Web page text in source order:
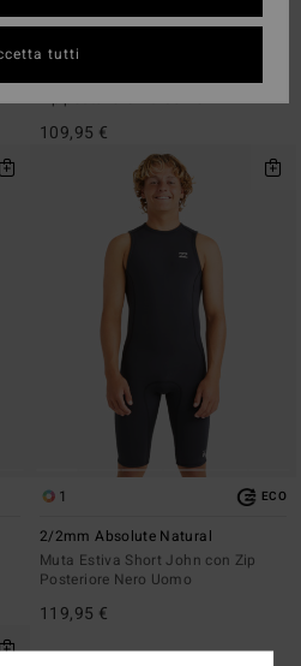
2
2/2mm Absolute
Muta estiva a maniche corte con
zip posteriore Blu Uomo
109,95 €
1 ECO
2/2mm Absolute Natural
Muta Estiva Short John con Zip
Posteriore Nero Uomo
119,95 €
tutti